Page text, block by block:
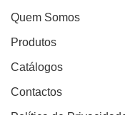
Quem Somos
Produtos
Catálogos
Contactos